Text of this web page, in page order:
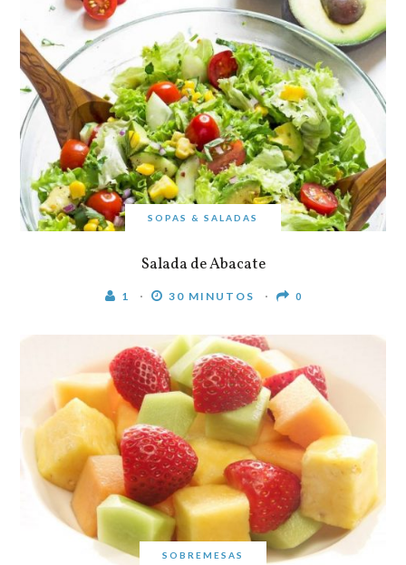
SOPAS & SALADAS
Salada de Abacate
1 30 MINUTOS 0
SOBREMESAS